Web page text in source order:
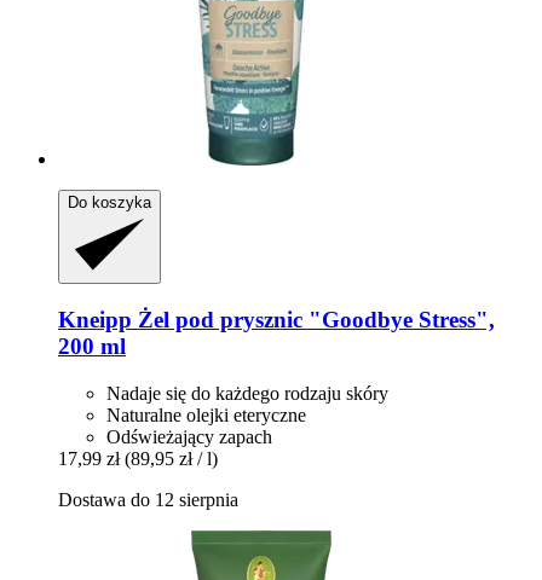
Do koszyka
Kneipp Żel pod prysznic "Goodbye Stress",
200 ml
Nadaje się do każdego rodzaju skóry
Naturalne olejki eteryczne
Odświeżający zapach
17,99 zł (89,95 zł / l)
Dostawa do 12 sierpnia